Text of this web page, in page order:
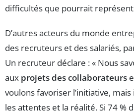
difficultés que pourrait
D’autres acteurs du monde
des recruteurs et des salariés,
Un recruteur déclare : « Nous
aux projets des collaborateurs
voulons favoriser l’initiative,
les attentes et la réalité. Si 74 %